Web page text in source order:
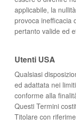
applicabile, la
provoca inefficacia
pertanto valide ed
Utenti USA
Qualsiasi
ed adattata nei
conforme alla
Questi Termini
Titolare con